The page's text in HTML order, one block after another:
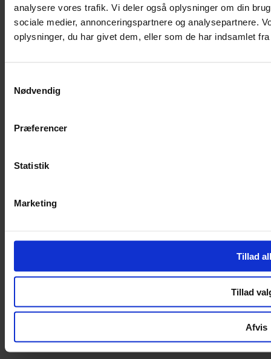
analysere vores trafik. Vi deler også oplysninger om din
sociale medier, annonceringspartnere og analysepartnere.
oplysninger, du har givet dem, eller som de har indsamlet
Nødvendig
Præferencer
Statistik
Marketing
Tillad
Tillad
Afvis
60 51 96 50
post@yarneverywear.dk
CVR 43041649
Cookiepolitik
Cookiepolitik
Copyright © 2022.Design & hosting by Webhuset Ballum ApS